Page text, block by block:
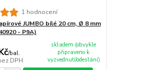
1 hodnocení
JUMBO bílé 20 cm, Ø 8 mm
- P9A)
/bal.
DPH
skladem (obvykle
připraveno k
vyzvednutí/odeslání)